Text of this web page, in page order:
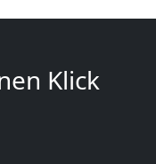
Klick